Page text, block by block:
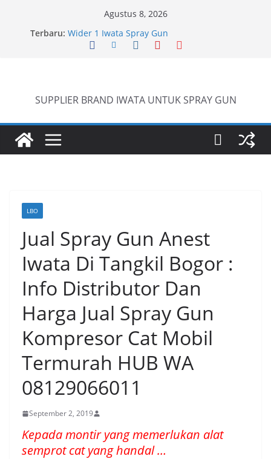
Agustus 8, 2026
Terbaru: Iwata W 71 New Model ….Last generation…
Wider 1 Iwata Spray Gun
SUPPLIER BRAND IWATA UNTUK SPRAY GUN
LBO
Jual Spray Gun Anest
Iwata Di Tangkil Bogor :
Info Distributor Dan
Harga Jual Spray Gun
Kompresor Cat Mobil
Termurah HUB WA
08129066011
September 2, 2019
Kepada montir yang memerlukan alat
semprot cat yang handal …